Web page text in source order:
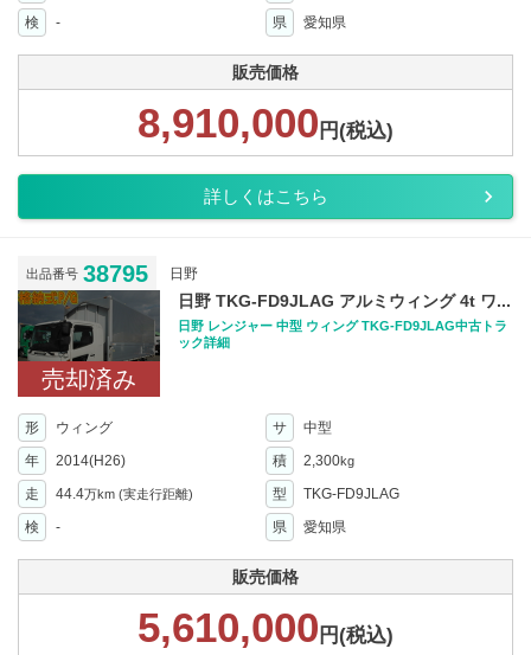
検
- 県 愛知県
販売価格
8,910,000 円(税込)
詳しくはこちら
出品番号 38795 日野
売却済み
日野 TKG-FD9JLAG アルミウィング 4t ワ...
日野 レンジャー 中型 ウィング TKG-FD9JLAG中古トラ
ック詳細
形 ウィング サ
中型
年
2014(H26) 積 2,300kg
走 44.4万km (実走行距離) 型
TKG-FD9JLAG
検
- 県 愛知県
販売価格
5,610,000 円(税込)